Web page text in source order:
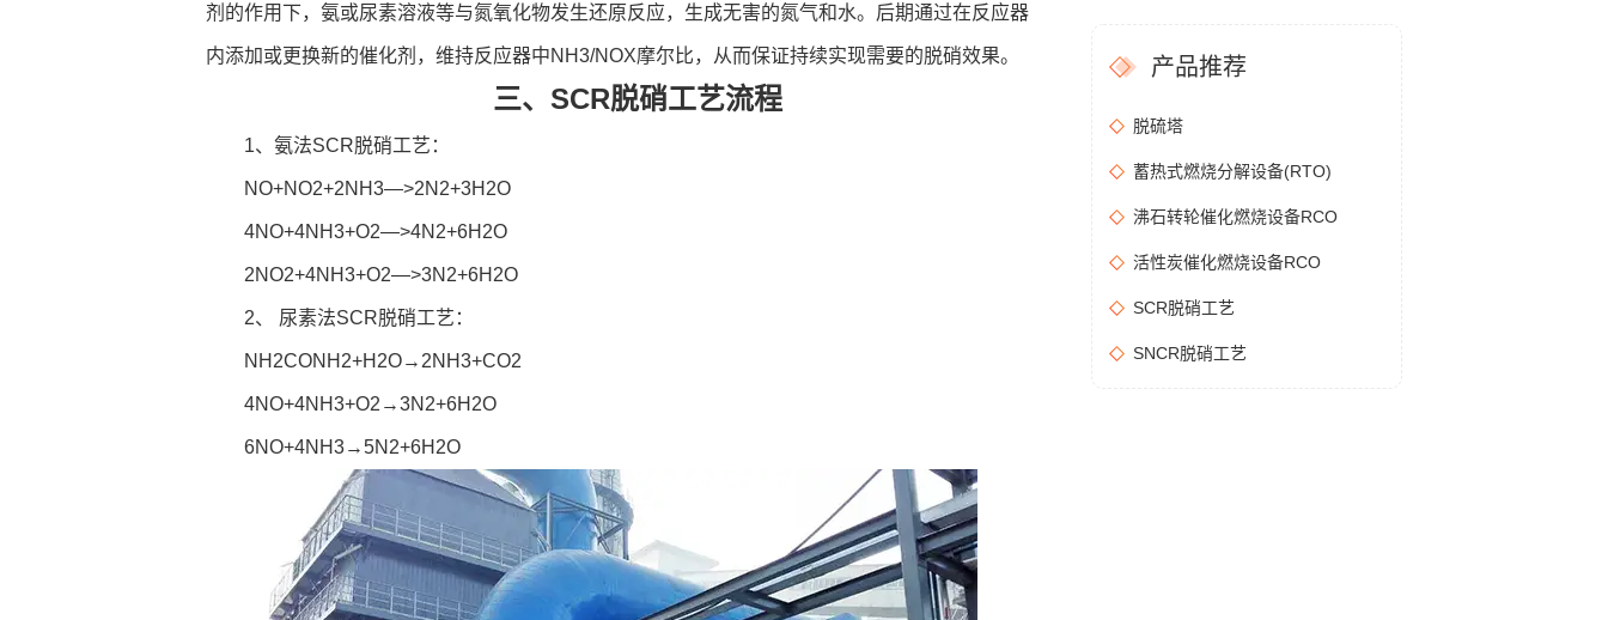
剂的作用下，氨或尿素溶液等与氮氧化物发生还原反应，生成无害的氮气和水。后期通过在反应器
内添加或更换新的催化剂，维持反应器中NH3/NOX摩尔比，从而保证持续实现需要的脱硝效果。
三、SCR脱硝工艺流程
1、氨法SCR脱硝工艺：
NO+NO2+2NH3—>2N2+3H2O
4NO+4NH3+O2—>4N2+6H2O
2NO2+4NH3+O2—>3N2+6H2O
2、 尿素法SCR脱硝工艺：
NH2CONH2+H2O→2NH3+CO2
4NO+4NH3+O2→3N2+6H2O
6NO+4NH3→5N2+6H2O
产品推荐
脱硫塔
蓄热式燃烧分解设备(RTO)
沸石转轮催化燃烧设备RCO
活性炭催化燃烧设备RCO
SCR脱硝工艺
SNCR脱硝工艺